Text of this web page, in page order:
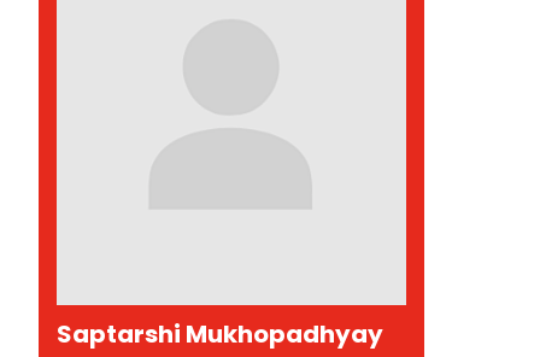
Saptarshi Mukhopadhyay